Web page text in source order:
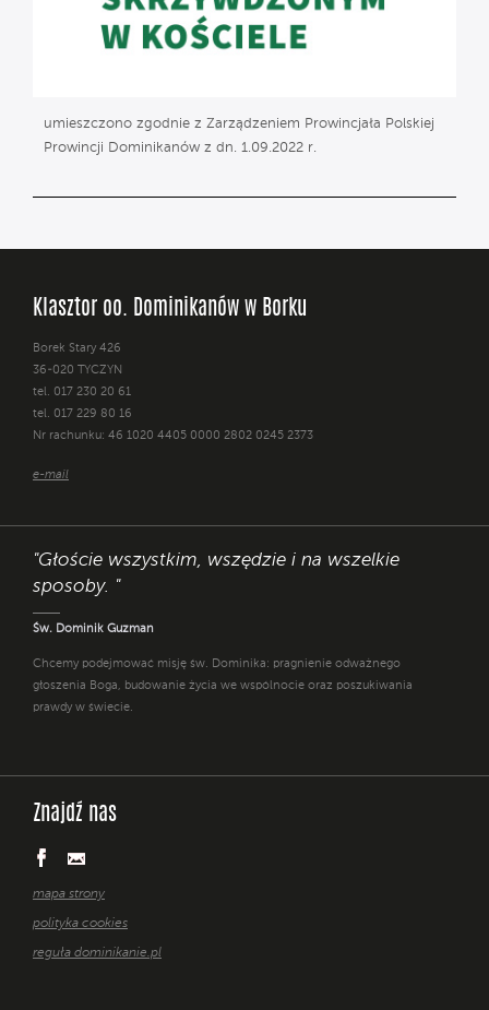
umieszczono zgodnie z Zarządzeniem Prowincjała Polskiej
Prowincji Dominikanów z dn. 1.09.2022 r.
Klasztor oo. Dominikanów w Borku
Borek Stary 426
36-020 TYCZYN
tel. 017 230 20 61
tel. 017 229 80 16
Nr rachunku: 46 1020 4405 0000 2802 0245 2373
e-mail
"Głoście wszystkim, wszędzie i na wszelkie
sposoby. "
Św. Dominik Guzman
Chcemy podejmować misję św. Dominika: pragnienie odważnego
głoszenia Boga, budowanie życia we wspólnocie oraz poszukiwania
prawdy w świecie.
Znajdź nas
mapa strony
polityka cookies
reguła dominikanie.pl